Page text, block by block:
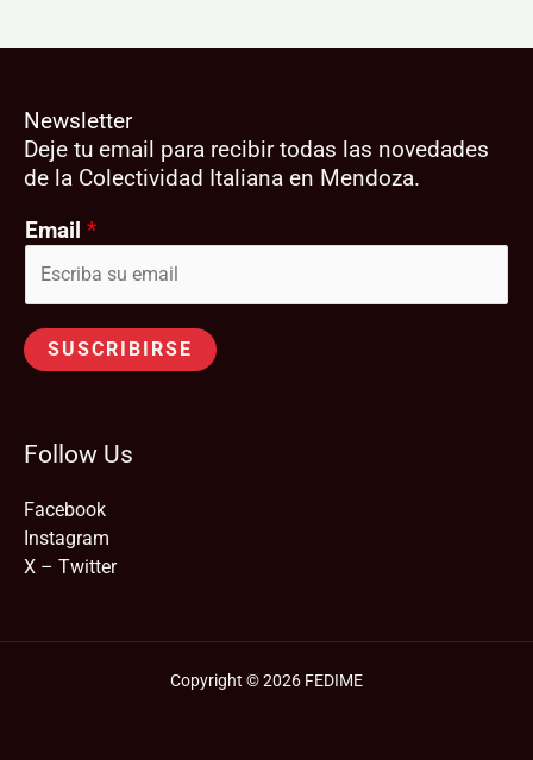
Newsletter
Deje tu email para recibir todas las novedades
de la Colectividad Italiana en Mendoza.
Email *
SUSCRIBIRSE
Follow Us
Facebook
Instagram
X – Twitter
Copyright © 2026 FEDIME